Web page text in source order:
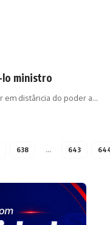
lo ministro
em distância do poder a…
638 … 643